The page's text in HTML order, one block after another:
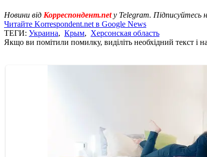
Новини від Корреспондент.netу Telegram. Підписуйтесь
Читайте Korrespondent.net в Google News
ТЕГИ: Украина, Крым, Херсонская область
Якщо ви помітили помилку, виділіть необхідний текст і